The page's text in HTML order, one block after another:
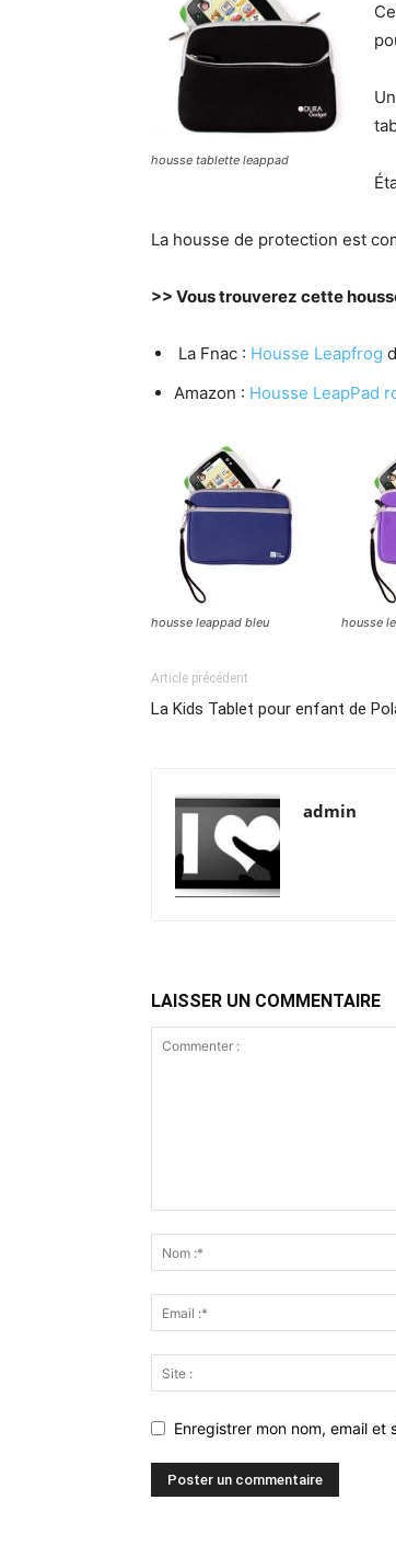
housse tablette leappad
La housse de protection est
>> Vous trouverez cette
La Fnac : Housse Leapfrog
Amazon : Housse LeapPad
housse leappad bleu housse
Article précédent
La Kids Tablet pour enfant de
admin
LAISSER UN COMMENTAIRE
Enregistrer mon nom, email